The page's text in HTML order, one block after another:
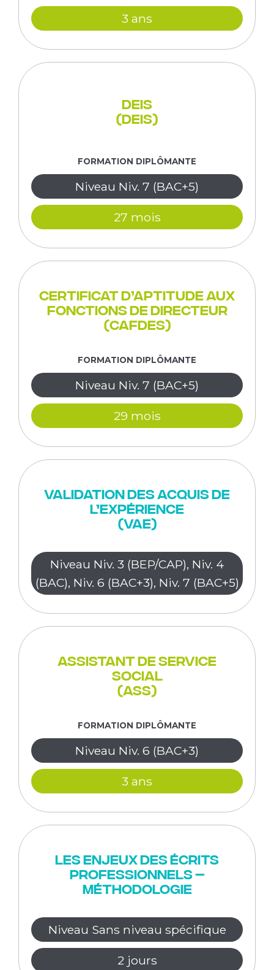
3 ans
DEIS
(DEIS)
FORMATION DIPLÔMANTE
Niveau Niv. 7 (BAC+5)
27 mois
Certificat d’aptitude aux
fonctions de Directeur
(CAFDES)
FORMATION DIPLÔMANTE
Niveau Niv. 7 (BAC+5)
29 mois
Validation des acquis de
l’expérience
(VAE)
Niveau Niv. 3 (BEP/CAP), Niv. 4
(BAC), Niv. 6 (BAC+3), Niv. 7 (BAC+5)
Assistant de service
social
(ASS)
FORMATION DIPLÔMANTE
Niveau Niv. 6 (BAC+3)
3 ans
Les enjeux des écrits
professionnels –
Méthodologie
Niveau Sans niveau spécifique
2 jours